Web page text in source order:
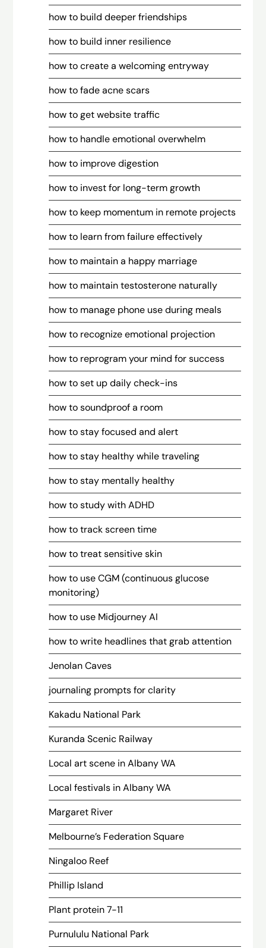
how to build deeper friendships
how to build inner resilience
how to create a welcoming entryway
how to fade acne scars
how to get website traffic
how to handle emotional overwhelm
how to improve digestion
how to invest for long-term growth
how to keep momentum in remote projects
how to learn from failure effectively
how to maintain a happy marriage
how to maintain testosterone naturally
how to manage phone use during meals
how to recognize emotional projection
how to reprogram your mind for success
how to set up daily check-ins
how to soundproof a room
how to stay focused and alert
how to stay healthy while traveling
how to stay mentally healthy
how to study with ADHD
how to track screen time
how to treat sensitive skin
how to use CGM (continuous glucose
monitoring)
how to use Midjourney AI
how to write headlines that grab attention
Jenolan Caves
journaling prompts for clarity
Kakadu National Park
Kuranda Scenic Railway
Local art scene in Albany WA
Local festivals in Albany WA
Margaret River
Melbourne’s Federation Square
Ningaloo Reef
Phillip Island
Plant protein 7-11
Purnululu National Park